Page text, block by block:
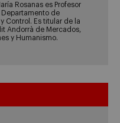
Rosanas es Profesor
de
Control. Es titular de la
Andorrà de Mercados,
y Humanismo.